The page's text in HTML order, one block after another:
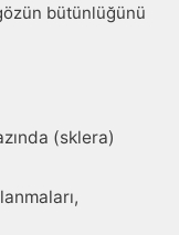
bütünlüğünü
(sklera)